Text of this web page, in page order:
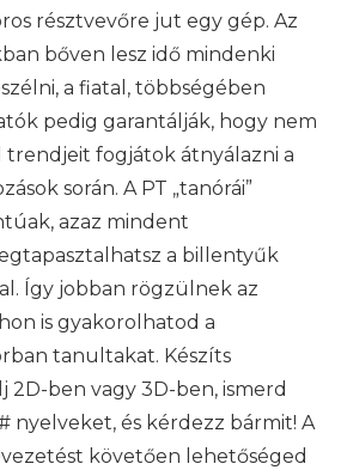
résztvevőre jut egy gép. Az
bőven lesz idő mindenki
a fiatal, többségében
pedig garantálják, hogy nem
trendjeit fogjátok átnyálazni a
során. A PT „tanórái”
azaz mindent
a billentyűk
Így jobban rögzülnek az
is gyakorolhatod a
tanultakat. Készíts
2D-ben vagy 3D-ben, ismerd
nyelveket, és kérdezz bármit! A
követően lehetőséged